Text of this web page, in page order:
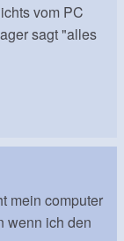
vom PC
sagt "alles
mein computer
wenn ich den